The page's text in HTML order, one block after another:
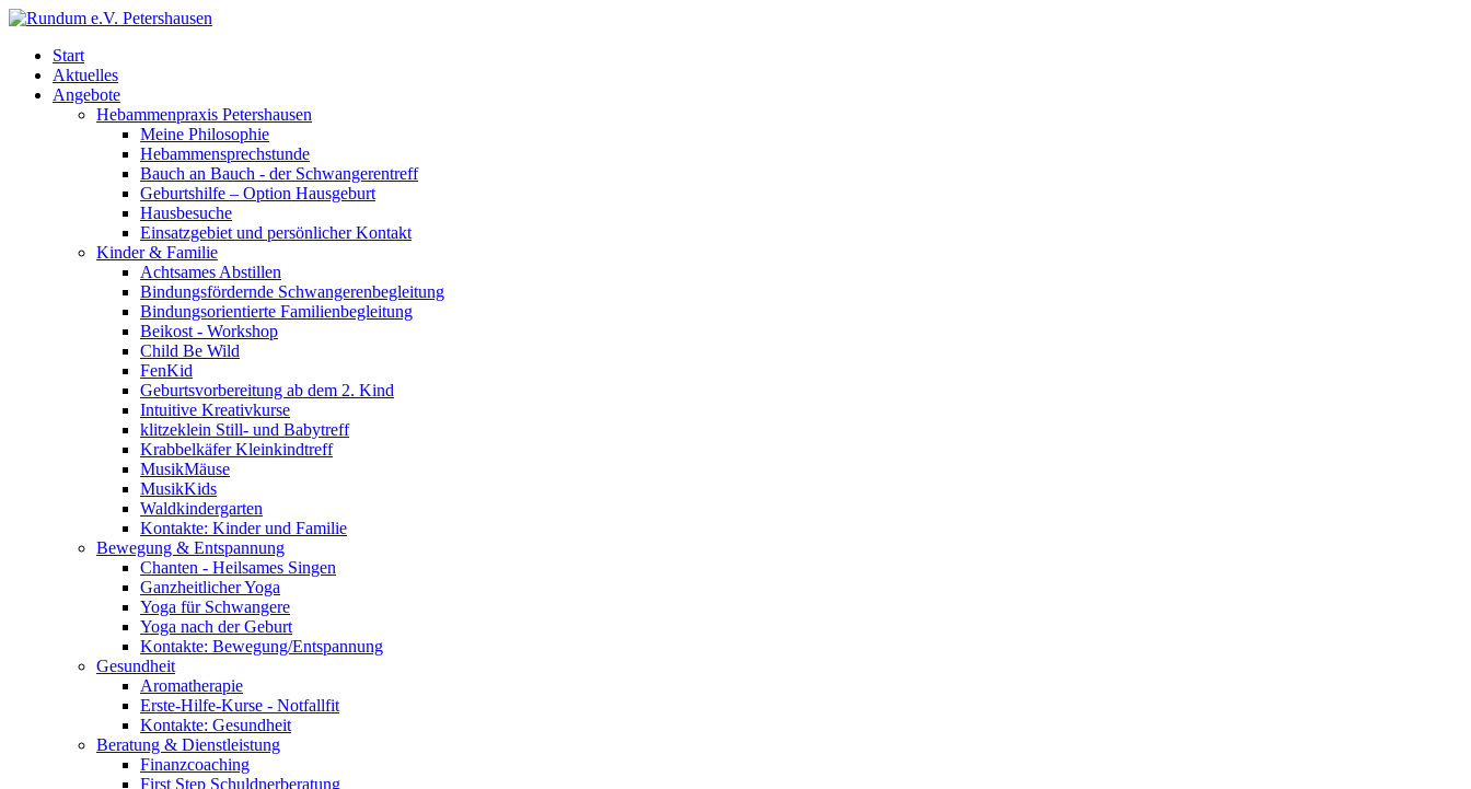
Start
Aktuelles
Angebote
Hebammenpraxis Petershausen
Meine Philosophie
Hebammensprechstunde
Bauch an Bauch - der Schwangerentreff
Geburtshilfe – Option Hausgeburt
Hausbesuche
Einsatzgebiet und persönlicher Kontakt
Kinder & Familie
Achtsames Abstillen
Bindungsfördernde Schwangerenbegleitung
Bindungsorientierte Familienbegleitung
Beikost - Workshop
Child Be Wild
FenKid
Geburtsvorbereitung ab dem 2. Kind
Intuitive Kreativkurse
klitzeklein Still- und Babytreff
Krabbelkäfer Kleinkindtreff
MusikMäuse
MusikKids
Waldkindergarten
Kontakte: Kinder und Familie
Bewegung & Entspannung
Chanten - Heilsames Singen
Ganzheitlicher Yoga
Yoga für Schwangere
Yoga nach der Geburt
Kontakte: Bewegung/Entspannung
Gesundheit
Aromatherapie
Erste-Hilfe-Kurse - Notfallfit
Kontakte: Gesundheit
Beratung & Dienstleistung
Finanzcoaching
First Step Schuldnerberatung